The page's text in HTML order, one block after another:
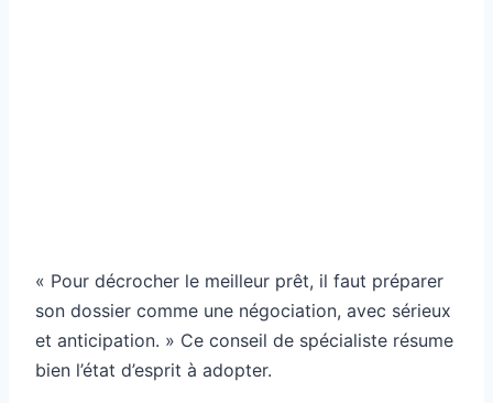
« Pour décrocher le meilleur prêt, il faut préparer
son dossier comme une négociation, avec sérieux
et anticipation. » Ce conseil de spécialiste résume
bien l’état d’esprit à adopter.